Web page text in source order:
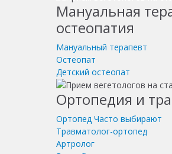
Мануальная
остеопатия
Мануальный терапевт
Остеопат
Детский остеопат
Ортопедия и
Ортопед Часто выбирают
Травматолог-ортопед
Артролог